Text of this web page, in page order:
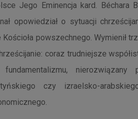
Jego Eminencja kard. Béchara
opowiedział o sytuacji
powszechnego. Wymienił
coraz trudniejsze
nierozwiązany
czy izraelsko-